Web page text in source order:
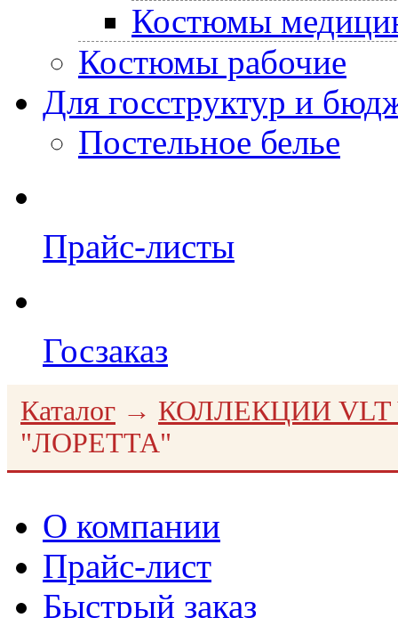
Костюмы
Костюмы рабочие
Для госструктур и
Постельное белье
Прайс-листы
Госзаказ
Каталог → КОЛЛЕКЦИИ VLT
"ЛОРЕТТА"
О компании
Прайс-лист
Быстрый заказ